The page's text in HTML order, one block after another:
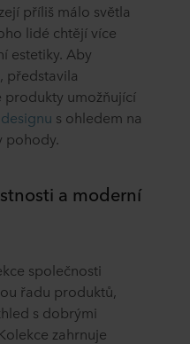
příliš málo světla
lidé chtějí více
estetiky. Aby
představila
produkty umožňující
s ohledem na
pohody.
a moderní
společnosti
řadu produktů,
s dobrými
zahrnuje